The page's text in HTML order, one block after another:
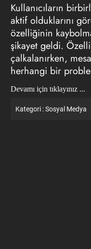
Kullanıcıların
aktif olduklarını
özelliğinin
şikayet geldi.
çalkalanırken,
herhangi bir
Devamı için tıklayınız ...
Kategori :Sosyal Medya